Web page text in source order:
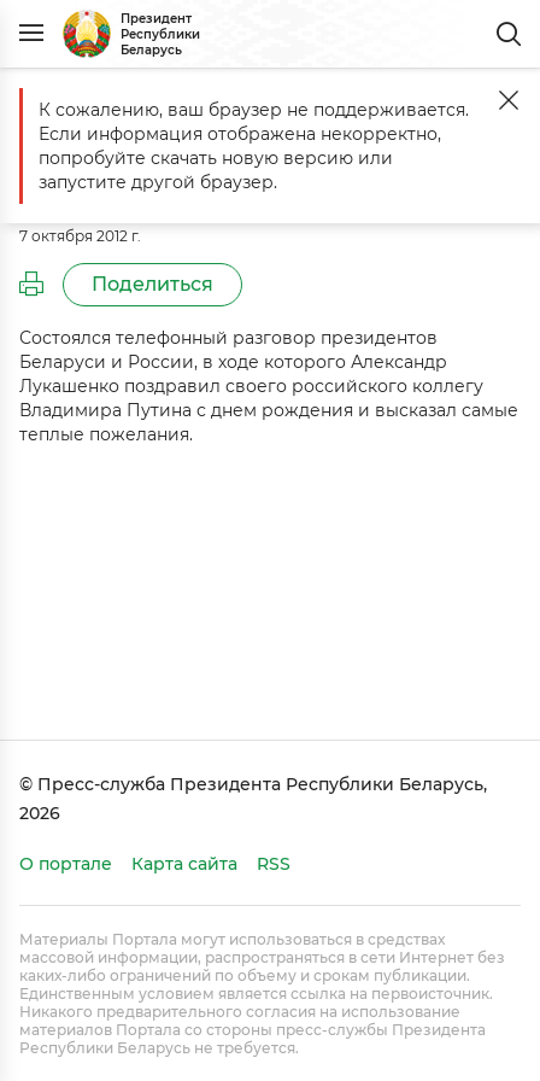
Президент
Республики
Беларусь
Главная События Состоялся телефонный разговор
Состоялся телефонный разговор
президентов Беларуси и России
7 октября 2012 г.
Поделиться
Состоялся телефонный разговор президентов
Беларуси и России, в ходе которого Александр
Лукашенко поздравил своего российского коллегу
Владимира Путина с днем рождения и высказал самые
теплые пожелания.
© Пресс-служба Президента Республики Беларусь,
2026
О портале Карта сайта RSS
Материалы Портала могут использоваться в средствах
массовой информации, распространяться в сети Интернет без
каких-либо ограничений по объему и срокам публикации.
Единственным условием является ссылка на первоисточник.
Никакого предварительного согласия на использование
материалов Портала со стороны пресс-службы Президента
Республики Беларусь не требуется.
К сожалению, ваш браузер не поддерживается.
Если информация отображена некорректно,
попробуйте скачать новую версию или
запустите другой браузер.